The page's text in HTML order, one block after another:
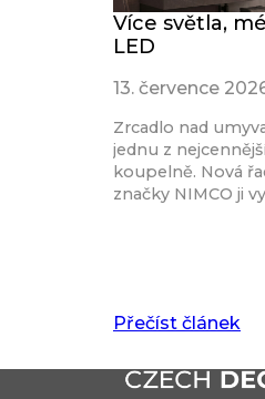
Více světla,
LED
13. července
Zrcadlo nad
jednu z
koupelně. Nová
značky NIMCO ji
Přečíst článek